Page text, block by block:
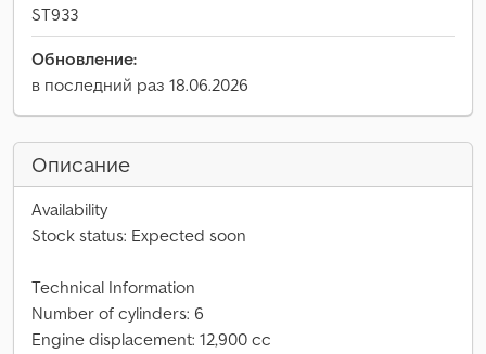
ST933
Обновление:
в последний раз 18.06.2026
Описание
Availability
Stock status: Expected soon
Technical Information
Number of cylinders: 6
Engine displacement: 12,900 cc